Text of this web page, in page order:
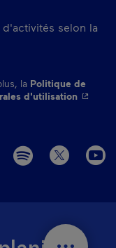
selon la
la Politique de
une nouvelle fenêtre.
d'utilisation- Cet